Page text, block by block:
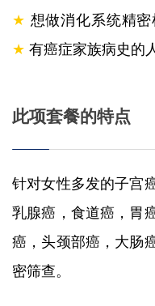
★ 想做消化系
★ 有癌症家族病史的
此项套餐的特点
针对女性多发的子宫
乳腺癌，食道癌，胃
癌，头颈部癌，大肠
密筛查。